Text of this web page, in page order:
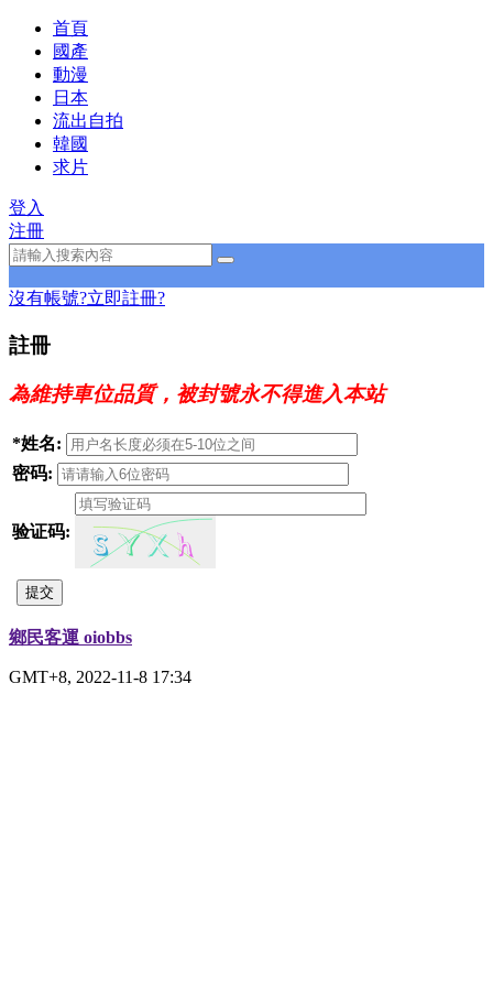
首頁
國產
動漫
日本
流出自拍
韓國
求片
登入
注冊
沒有帳號?立即註冊?
註冊
為維持車位品質，被封號永不得進入本站
*姓名:
密码:
验证码:
提交
鄉民客運 oiobbs
GMT+8, 2022-11-8 17:34